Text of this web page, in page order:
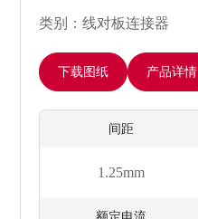
类别：线对板连接器
下载图纸 产品详情
间距
1.25mm